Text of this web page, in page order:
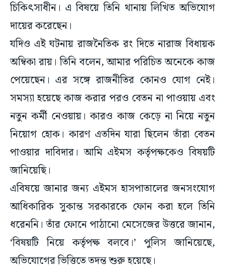
চিকিৎসাধীন। এ বিষয়ে তিনি থানায় লিখিত অভিযোগ
দায়ের করেছেন।
যদিও এই ঘটনায় রাজনৈতিক রং দিতে নারাজ বিধায়ক
অম্বিকা রায়। তিনি বলেন, আমার পরিচিত অনেকে কাজ
পেয়েছেন। এর সঙ্গে রাজনীতির কোনও যোগ নেই।
সমস্যা হয়েছে কাজ করার পরও বেতন না পাওয়ায় এবং
নতুন কর্মী নেওয়ায়। কারও কাজ কেড়ে না নিয়ে নতুন
নিয়োগ হোক। কারণ এতদিন যারা ছিলেন তাঁরা বেতন
পাওয়ার দাবিদার। আমি এইমস কর্তৃপক্ষকেও বিষয়টি
জানিয়েছি।
এবিষয়ে জানার জন্য এইমস হাসপাতালের জনসংযোগ
আধিকারিক সুকান্ত সরকারকে ফোন করা হলে তিনি
ধরেননি। তাঁর ফোনে পাঠানো মেসেজের উত্তরে জানান,
‘বিষয়টি নিয়ে কর্তৃপক্ষ বলবে।’ পুলিস জানিয়েছে,
অভিযোগের ভিত্তিতে তদন্ত শুরু হয়েছে।